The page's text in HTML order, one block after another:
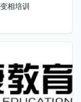
相培训